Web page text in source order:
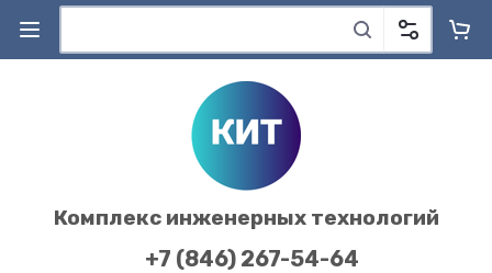
Комплекс инженерных технологий
+7 (846) 267-54-64